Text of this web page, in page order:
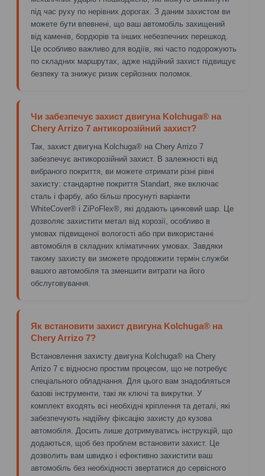
під час руху по нерівних дорогах. З даним захистом ви
можете бути впевнені, що ваш автомобіль захищений
від каменів, бордюрів та інших небезпечних перешкод.
Це особливо важливо для водіїв, які часто подорожують
по складних маршрутах, адже надійний захист підвищує
безпеку та знижує ризик серйозних поломок.
Чи забезпечує захист двигуна Kolchuga® на
Chery Arrizo 7 антикорозійний захист?
Так, захист двигуна Kolchuga® на Chery Arrizo 7
забезпечує антикорозійний захист. В залежності від
вибраного покриття, ви можете отримати різні рівні
захисту: стандартне покриття Standart, яке включає
сталь і фарбу, або більш просунуті варіанти
WhiteCover® і ZiPoFlex®, які додають цинковий шар. Це
дозволяє захистити метал від корозії, особливо в
умовах підвищеної вологості або при використанні
автомобіля в складних кліматичних умовах. Завдяки
такому захисту ви зможете продовжити термін служби
вашого автомобіля та зменшити витрати на його
обслуговування.
Як встановити захист двигуна Kolchuga® на
Chery Arrizo 7?
Встановлення захисту двигуна Kolchuga® на Chery
Arrizo 7 є відносно простим процесом, що не потребує
спеціального обладнання. Для цього вам знадобляться
базові інструменти, такі як ключі та викрутки. У
комплект входять всі необхідні кріплення та деталі, які
забезпечують надійну фіксацію захисту до кузова
автомобіля. Досить лише дотримуватись інструкцій, що
додаються, щоб без проблем встановити захист. Це
дозволить вам швидко і ефективно захистити ваш
автомобіль без необхідності звертатися до сервісного